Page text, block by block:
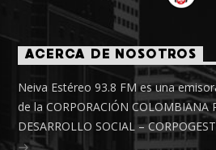
ACERCA DE NOSOTROS
Neiva Estéreo 93.8 FM es una
de la CORPORACIÓN COLOMBIANA
DESARROLLO SOCIAL –